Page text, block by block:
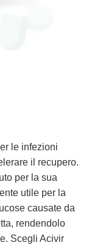
le infezioni
il recupero.
per la sua
utile per la
causate da
rendendolo
Scegli Acivir